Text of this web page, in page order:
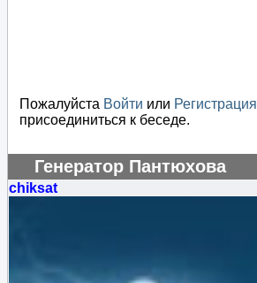
Пожалуйста Войти или Регистрация
присоединиться к беседе.
Генератор Пантюхова
chiksat